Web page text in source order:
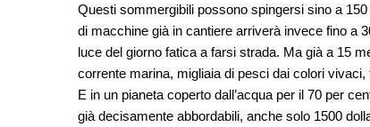
Questi sommergibili possono spingersi sino a
di macchine già in cantiere arriverà invece fino a
luce del giorno fatica a farsi strada. Ma già a 15
corrente marina, migliaia di pesci dai colori vivaci,
E in un pianeta coperto dall’acqua per il 70 per
già decisamente abbordabili, anche solo 1500